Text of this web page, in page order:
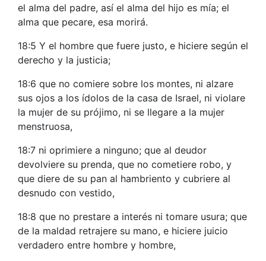
el alma del padre, así el alma del hijo es mía; el
alma que pecare, esa morirá.
18:5 Y el hombre que fuere justo, e hiciere según el
derecho y la justicia;
18:6 que no comiere sobre los montes, ni alzare
sus ojos a los ídolos de la casa de Israel, ni violare
la mujer de su prójimo, ni se llegare a la mujer
menstruosa,
18:7 ni oprimiere a ninguno; que al deudor
devolviere su prenda, que no cometiere robo, y
que diere de su pan al hambriento y cubriere al
desnudo con vestido,
18:8 que no prestare a interés ni tomare usura; que
de la maldad retrajere su mano, e hiciere juicio
verdadero entre hombre y hombre,